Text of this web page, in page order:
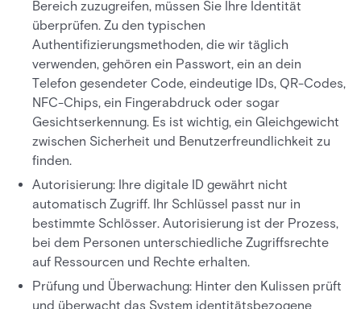
Bereich zuzugreifen, müssen Sie Ihre Identität
überprüfen. Zu den typischen
Authentifizierungsmethoden, die wir täglich
verwenden, gehören ein Passwort, ein an dein
Telefon gesendeter Code, eindeutige IDs, QR-Codes,
NFC-Chips, ein Fingerabdruck oder sogar
Gesichtserkennung. Es ist wichtig, ein Gleichgewicht
zwischen Sicherheit und Benutzerfreundlichkeit zu
finden.
Autorisierung: Ihre digitale ID gewährt nicht
automatisch Zugriff. Ihr Schlüssel passt nur in
bestimmte Schlösser. Autorisierung ist der Prozess,
bei dem Personen unterschiedliche Zugriffsrechte
auf Ressourcen und Rechte erhalten.
Prüfung und Überwachung: Hinter den Kulissen prüft
und überwacht das System identitätsbezogene